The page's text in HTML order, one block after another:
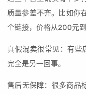
质量参差不齐。比如你
个链接，价格从200元
真假混卖很常见：有些
完全是另一回事。
售后无保障：很多商品